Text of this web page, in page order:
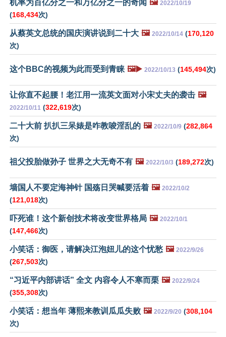
机率为百亿分之一和万亿分之一的奇闻 🖼️ 2022/10/19
(168,434次)
从蔡英文总统的国庆演讲说到二十大 🖼️ 2022/10/14 (170,120
次)
这个BBC的视频为此而受到青睐 🖼️▶️ 2022/10/13 (145,494次)
让你直不起腰！老江用一流英文面对小宋丈夫的袭击 🖼️
2022/10/11 (322,619次)
二十大前 扒扒三呆婊是咋教唆淫乱的 🖼️ 2022/10/9 (282,864
次)
祖父投胎做孙子 世界之大无奇不有 🖼️ 2022/10/3 (189,272次)
墙国人不要定海神针 国殇日哭喊要活着 🖼️ 2022/10/2
(121,018次)
吓死谁！这个新创技术将改变世界格局 🖼️ 2022/10/1
(147,466次)
小笑话：御医，请解决江泡妞儿的这个忧愁 🖼️ 2022/9/26
(267,503次)
“习近平内部讲话” 全文 内容令人不寒而栗 🖼️ 2022/9/24
(355,308次)
小笑话：想当年 薄熙来教训瓜瓜失败 🖼️ 2022/9/20 (308,104
次)